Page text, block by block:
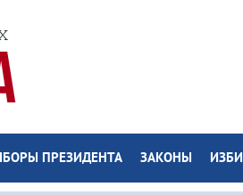
ПРЕЗИДЕНТА ЗАКОНЫ